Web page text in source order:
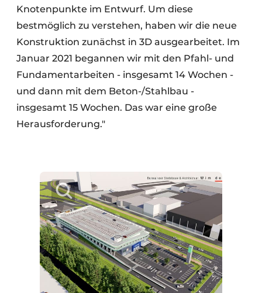
Knotenpunkte im Entwurf. Um diese
bestmöglich zu verstehen, haben wir die neue
Konstruktion zunächst in 3D ausgearbeitet. Im
Januar 2021 begannen wir mit den Pfahl- und
Fundamentarbeiten - insgesamt 14 Wochen -
und dann mit dem Beton-/Stahlbau -
insgesamt 15 Wochen. Das war eine große
Herausforderung."